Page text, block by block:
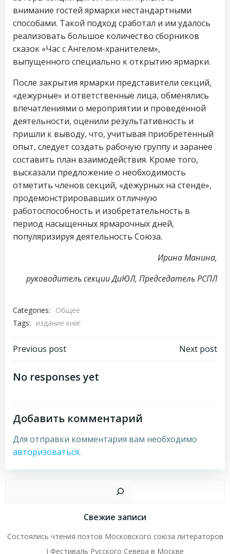
внимание гостей ярмарки нестандартными
способами. Такой подход сработал и им удалось
реализовать большое количество сборников
сказок «Час с Ангелом-хранителем»,
выпущенного специально к открытию ярмарки.
После закрытия ярмарки представители секций,
«дежурные» и ответственные лица, обменялись
впечатлениями о мероприятии и проведённой
деятельности, оценили результативность и
пришли к выводу, что, учитывая приобретённый
опыт, следует создать рабочую группу и заранее
составить план взаимодействия. Кроме того,
высказали предложение о необходимость
отметить членов секций, «дежурных на стенде»,
продемонстрировавших отличную
работоспособность и изобретательность в
период насыщенных ярмарочных дней,
популяризируя деятельность Союза.
Ирина Манина,
руководитель секции ДиЮЛ, Председатель РСПЛ
Categories:
Общее
Tags:
издание книг
Навигация
по
Previous post
Навигация
Next post
No responses yet
Добавить комментарий
Для отправки комментария вам необходимо
авторизоваться.
Свежие записи
Состоялись чтения поэтов Московского союза литераторов
I Фестиваль Русского Севера в Москве